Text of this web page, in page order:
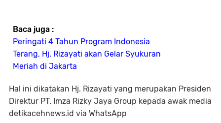
Baca juga :
Peringati 4 Tahun Program Indonesia
Terang, Hj. Rizayati akan Gelar Syukuran
Meriah di Jakarta
Hal ini dikatakan Hj. Rizayati yang merupakan Presiden
Direktur PT. Imza Rizky Jaya Group kepada awak media
detikacehnews.id via WhatsApp